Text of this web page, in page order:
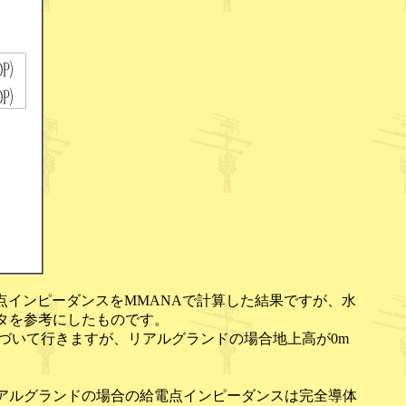
インピーダンスをMMANAで計算した結果ですが、水
参考にしたものです。
て行きますが、リアルグランドの場合地上高が0m
ルグランドの場合の給電点インピーダンスは完全導体